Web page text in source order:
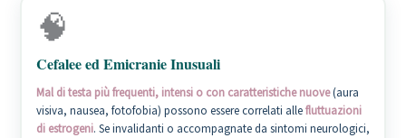
🧠
Cefalee ed Emicranie Inusuali
Mal di testa più frequenti, intensi o con caratteristiche nuove(aura
visiva, nausea, fotofobia) possono essere correlati allefluttuazioni
di estrogeni. Se invalidanti o accompagnate da sintomi neurologici,